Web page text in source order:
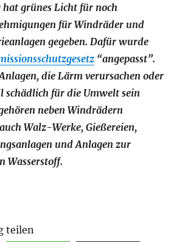
hat grünes Licht für noch
für Windräder und
gegeben. Dafür wurde
“angepasst”.
die Lärm verursachen oder
schädlich für die Umwelt sein
neben Windrädern
Walz-Werke, Gießereien,
und Anlagen zur
Wasserstoff.
Windkraft-“Turbo” durch |
teilen